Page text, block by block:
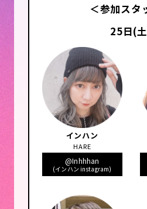
＜参加スタ
25日(
インハン
HARE
@Inhhhan
(インハン instagram)